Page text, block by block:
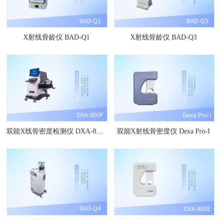
X射线骨龄仪 BAD-Q1 X射线骨龄仪 BAD-Q3
双能X射线骨密度仪 Dexa Pro-I